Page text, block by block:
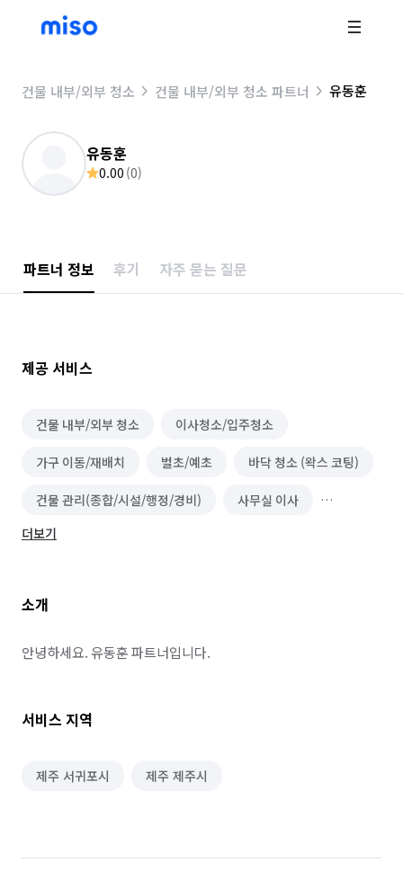
건물 내부/외부 청소 건물 내부/외부 청소 파트너 유동훈
유동훈
0.00 (0)
파트너 정보 후기 자주 묻는 질문
제공 서비스
건물 내부/외부 청소 이사청소/입주청소
가구 이동/재배치 벌초/예초 바닥 청소 (왁스 코팅)
건물 관리(종합/시설/행정/경비) 사무실 이사
정리수납 전문가
더보기
소개
안녕하세요. 유동훈 파트너입니다.
서비스 지역
제주 서귀포시 제주 제주시